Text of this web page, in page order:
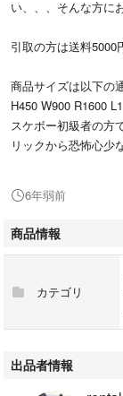
い、、、そんな方に
引取の方は送料5000
商品サイズは以下の
H450 W900 R1600
スケボー初級者の方
リックから恐怖心少
在庫ありの為、直近
商品の特徴
組立キット採用によ
ご提供出来る様にし
また、不要になっ
事も可能です。
6年弱前
商品情報
カテゴリ
出品者情報